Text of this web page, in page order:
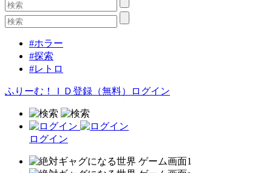
#ホラー
#探索
#レトロ
ふりーむ！ＩＤ登録（無料） ログイン
ログイン